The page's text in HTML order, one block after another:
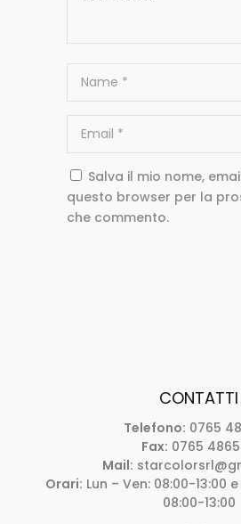
Salva il mio nome,
questo browser per la
che commento.
CONTATTI
Telefono: 0765
Fax: 0765
Mail:
Orari: Lun – Ven: 08:00-13:00
08:00-13:00